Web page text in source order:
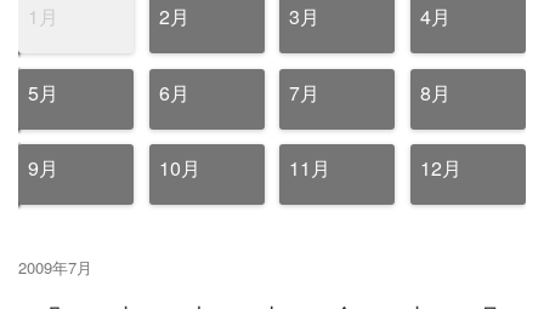
1月 2月 3月 4月
5月 6月 7月 8月
9月 10月 11月 12月
2009年7月